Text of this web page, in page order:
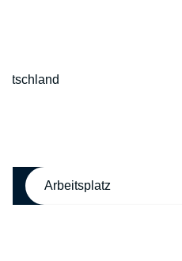
Arbeitsplatz